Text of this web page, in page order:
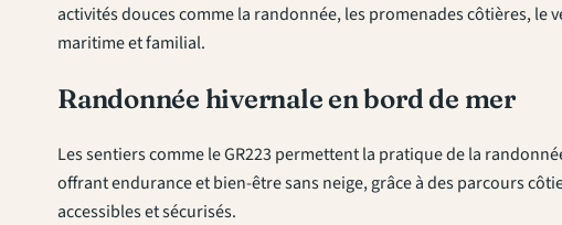
activités douces comme la randonnée, les promenades côtières, le
maritime et familial.
Randonnée hivernale en bord de mer
Les sentiers comme le GR223 permettent la pratique de la
offrant endurance et bien-être sans neige, grâce à des parcours
accessibles et sécurisés.